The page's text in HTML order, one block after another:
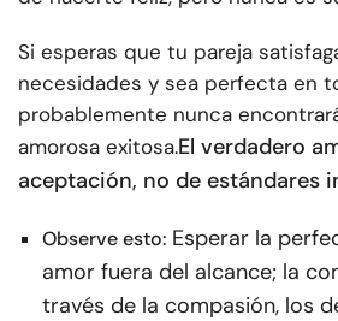
Si esperas que tu pareja
necesidades y sea perfecta en
probablemente nunca
amorosa exitosa.El verdadero
aceptación, no de estándares
Observe esto: Esperar la
amor fuera del alcance; la
través de la compasión, los